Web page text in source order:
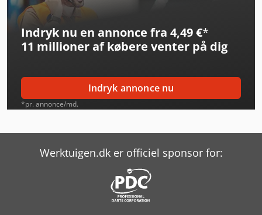
Haas Tm-1P
Haas Umc-500
Haas Vf-2
Haas Vf-2Ss
Haas Vf-3Ss
Indryk nu en annonce fra 4,49 €*
11 millioner af købere venter på dig
Indryk annonce nu
*pr. annonce/md.
Werktuigen.dk er officiel sponsor for: